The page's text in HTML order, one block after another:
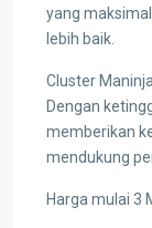
yang
lebih baik.
Cluster
Dengan
memberikan
mendukung
Harga mulai 3